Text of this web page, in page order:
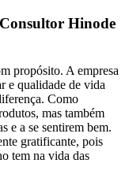
Hinode
propósito. A empresa
e qualidade de vida
Como
mas também
e a se sentirem bem.
gratificante, pois
tem na vida das